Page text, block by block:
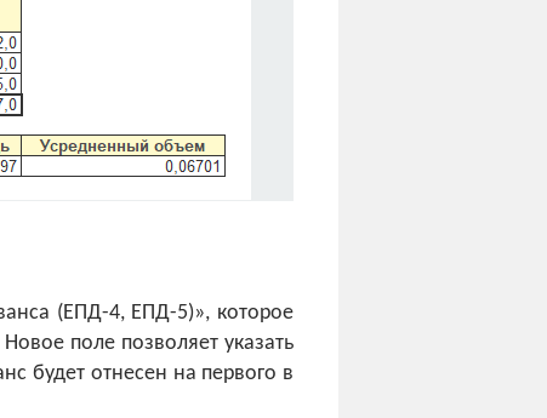
(ЕПД-4, ЕПД-5)», которое
поле позволяет указать
будет отнесен на первого в